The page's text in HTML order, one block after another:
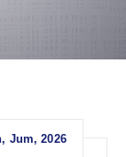
Jum, 2026